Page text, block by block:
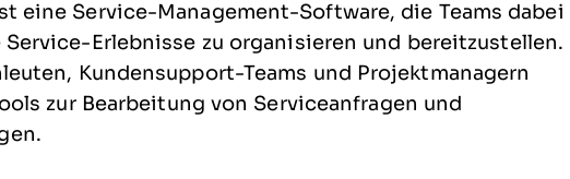
eine Service-Management-Software, die Teams dabei
Erlebnisse zu organisieren und bereitzustellen.
Kundensupport-Teams und Projektmanagern
zur Bearbeitung von Serviceanfragen und